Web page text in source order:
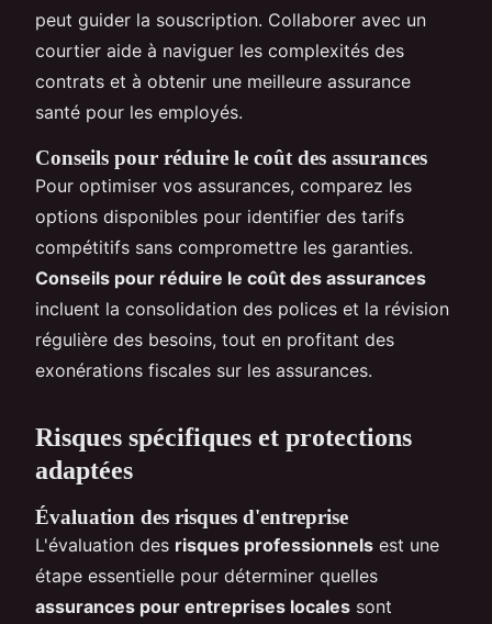
peut guider la souscription. Collaborer avec un
courtier aide à naviguer les complexités des
contrats et à obtenir une meilleure assurance
santé pour les employés.
Conseils pour réduire le coût des assurances
Pour optimiser vos assurances, comparez les
options disponibles pour identifier des tarifs
compétitifs sans compromettre les garanties.
Conseils pour réduire le coût des assurances
incluent la consolidation des polices et la révision
régulière des besoins, tout en profitant des
exonérations fiscales sur les assurances.
Risques spécifiques et protections
adaptées
Évaluation des risques d'entreprise
L'évaluation des risques professionnels est une
étape essentielle pour déterminer quelles
assurances pour entreprises locales sont